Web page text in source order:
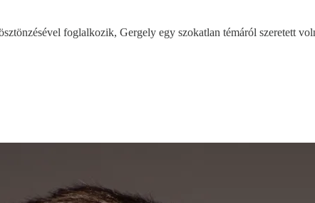
foglalkozik, Gergely egy szokatlan témáról szeretett